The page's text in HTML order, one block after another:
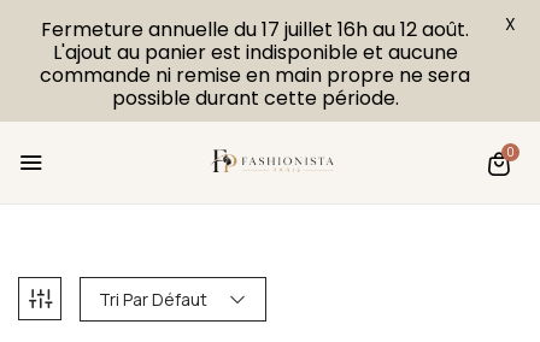
0
Tri Par Défaut
Fermeture annuelle du 17 juillet 16h au 12 août.
L'ajout au panier est indisponible et aucune
commande ni remise en main propre ne sera
possible durant cette période.
X